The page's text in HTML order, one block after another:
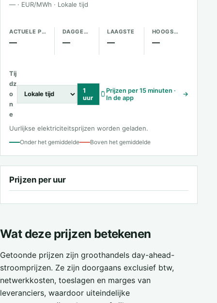
— · EUR/MWh · Lokale tijd
ACTUELE PRIJS
—
DAGGEMIDDELDE
—
LAAGSTE
—
HOOGSTE
—
Tij
dz
o
n
e
1
uur
Prijzen per 15 minuten ·
In de app
→
Uurlijkse elektriciteitsprijzen worden geladen.
Onder het gemiddelde Boven het gemiddelde
Prijzen per uur
Wat deze prijzen betekenen
Getoonde prijzen zijn groothandels day-ahead-
stroomprijzen. Ze zijn doorgaans exclusief btw,
netwerkkosten, toeslagen en marges van
leveranciers, waardoor uiteindelijke